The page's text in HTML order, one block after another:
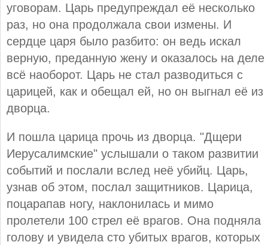
уговорам. Царь предупреждал её несколько
раз, но она продолжала свои измены. И
сердце царя было разбито: он ведь искал
верную, преданную жену и оказалось на деле
всё наоборот. Царь не стал разводиться с
царицей, как и обещал ей, но он выгнал её из
дворца.
И пошла царица прочь из дворца. "Дщери
Иерусалимские" услышали о таком развитии
событий и послали вслед неё убийц. Царь,
узнав об этом, послал защитников. Царица,
поцарапав ногу, наклонилась и мимо
пролетели 100 стрел её врагов. Она подняла
голову и увидела сто убитых врагов, которых